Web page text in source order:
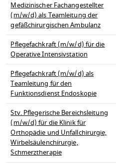
Medizinischer Fachangestellter
(m/w/d) als Teamleitung der
gefäßchirurgischen Ambulanz
Pflegefachkraft (m/w/d) für die
Operative Intensivstation
Pflegefachkraft (m/w/d) als
Teamleitung für den
Funktionsdienst Endoskopie
Stv. Pflegerische Bereichsleitung
(m/w/d) für die Klinik für
Orthopädie und Unfallchirurgie,
Wirbelsäulenchirurgie,
Schmerztherapie